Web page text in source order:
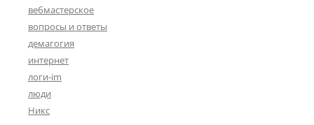
вебмастерское
вопросы и ответы
демагогия
интернет
логи-im
люди
Никс